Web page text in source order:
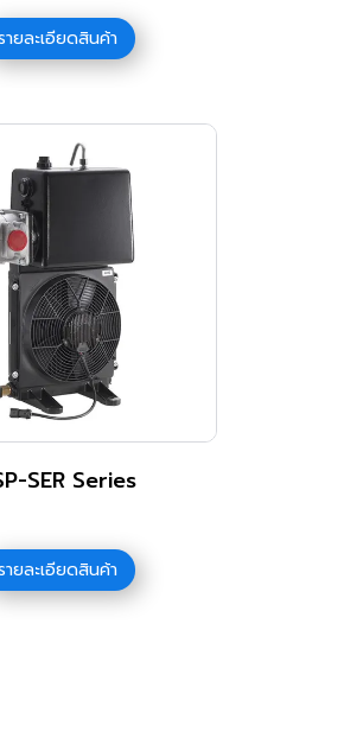
ายละเอียดสินค้า
SER Series
ายละเอียดสินค้า